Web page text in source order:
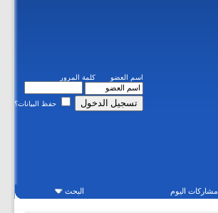
اسم العضو كلمة المرور
حفظ البيانات؟
مشاركات اليوم البحث